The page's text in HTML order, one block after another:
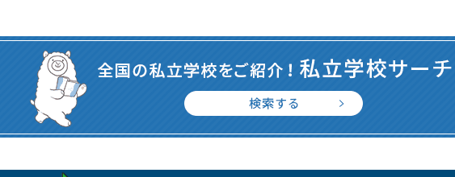
こども支援スタッフ
週2日
Wワ
夕方